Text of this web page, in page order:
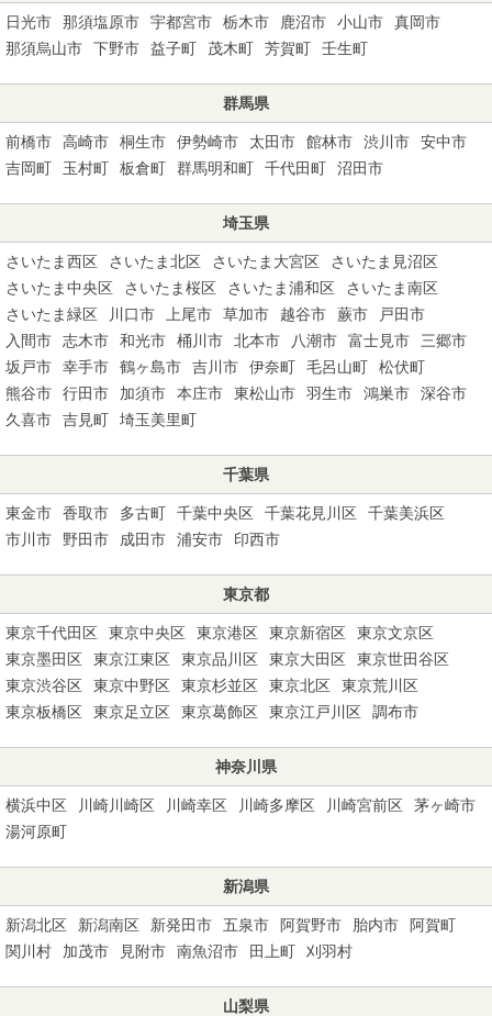
日光市 那須塩原市 宇都宮市 栃木市 鹿沼市 小山市
真岡市
那須烏山市
下野市 益子町 茂木町 芳賀町 壬生町
群馬県
前橋市 高崎市 桐生市 伊勢崎市 太田市 館林市 渋川市
安中市
吉岡町
玉村町 板倉町 群馬明和町 千代田町 沼田市
埼玉県
さいたま西区 さいたま北区 さいたま大宮区
さいたま見沼区
さいたま中央区
さいたま桜区 さいたま浦和区
さいたま南区
さいたま緑区
川口市 上尾市 草加市 越谷市 蕨市
戸田市
入間市
志木市 和光市 桶川市 北本市 八潮市 富士見市
三郷市
坂戸市
幸手市 鶴ヶ島市 吉川市 伊奈町 毛呂山町
松伏町
熊谷市
行田市 加須市 本庄市 東松山市 羽生市 鴻巣市
深谷市
久喜市
吉見町 埼玉美里町
千葉県
東金市 香取市 多古町 千葉中央区 千葉花見川区
千葉美浜区
市川市
野田市 成田市 浦安市 印西市
東京都
東京千代田区 東京中央区 東京港区 東京新宿区
東京文京区
東京墨田区
東京江東区 東京品川区 東京大田区
東京世田谷区
東京渋谷区
東京中野区 東京杉並区 東京北区
東京荒川区
東京板橋区
東京足立区 東京葛飾区 東京江戸川区 調布市
神奈川県
横浜中区 川崎川崎区 川崎幸区 川崎多摩区 川崎宮前区
茅ヶ崎市
湯河原町
新潟県
新潟北区 新潟南区 新発田市 五泉市 阿賀野市 胎内市
阿賀町
関川村
加茂市 見附市 南魚沼市 田上町 刈羽村
山梨県